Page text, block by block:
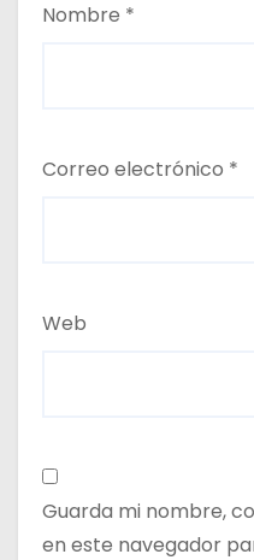
Nombre *
Correo electrónico *
Web
Guarda mi nombre,
en este navegador